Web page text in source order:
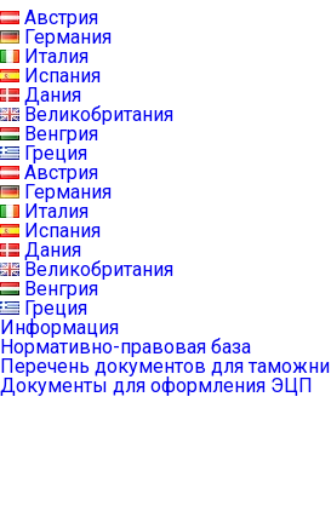
Австрия
Германия
Италия
Испания
Дания
Великобритания
Венгрия
Греция
Австрия
Германия
Италия
Испания
Дания
Великобритания
Венгрия
Греция
Информация
Нормативно-правовая база
Перечень документов для таможни
Документы для оформления ЭЦП